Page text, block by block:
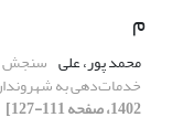
م
محمد پور، علی سنجش
خدمات‌دهی به شهروندان
1402، صفحه 111-127]